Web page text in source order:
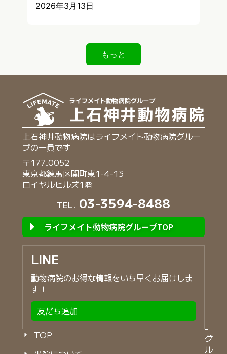
2026年3月13日
もっと
上石神井動物病院はライフメイト動物病院グルー
プの一員です
〒177₋0052
東京都練馬区関町東1-4-13
ロイヤルヒルズ1階
TEL. 03-3594-8488
ライフメイト動物病院グループTOP
LINE
動物病院のお得な情報をいち早くお届けしま
す！
友だち追加
TOP
グ
ル